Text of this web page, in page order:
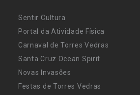
Sentir Cultura
Portal da Atividade Física
Carnaval de Torres Vedras
Santa Cruz Ocean Spirit
Novas Invasões
Festas de Torres Vedras